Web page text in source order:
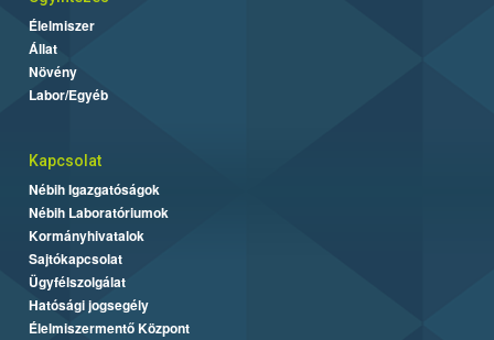
Élelmiszer
Állat
Növény
Labor/Egyéb
Kapcsolat
Nébih Igazgatóságok
Nébih Laboratóriumok
Kormányhivatalok
Sajtókapcsolat
Ügyfélszolgálat
Hatósági jogsegély
Élelmiszermentő Központ